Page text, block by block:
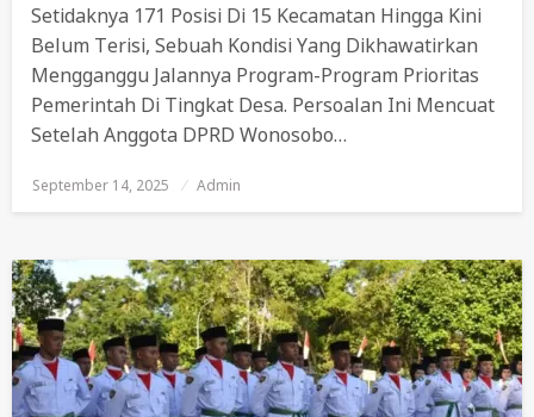
Setidaknya 171 Posisi Di 15 Kecamatan Hingga Kini
Belum Terisi, Sebuah Kondisi Yang Dikhawatirkan
Mengganggu Jalannya Program-Program Prioritas
Pemerintah Di Tingkat Desa. Persoalan Ini Mencuat
Setelah Anggota DPRD Wonosobo…
Posted
On
September 14, 2025 Admin